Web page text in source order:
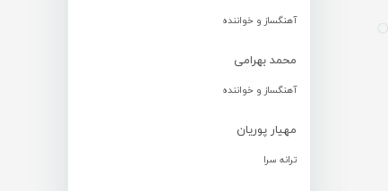
آهنگساز و خواننده
محمد بهرامی
آهنگساز و خواننده
مهیار پوریان
ترانه سرا